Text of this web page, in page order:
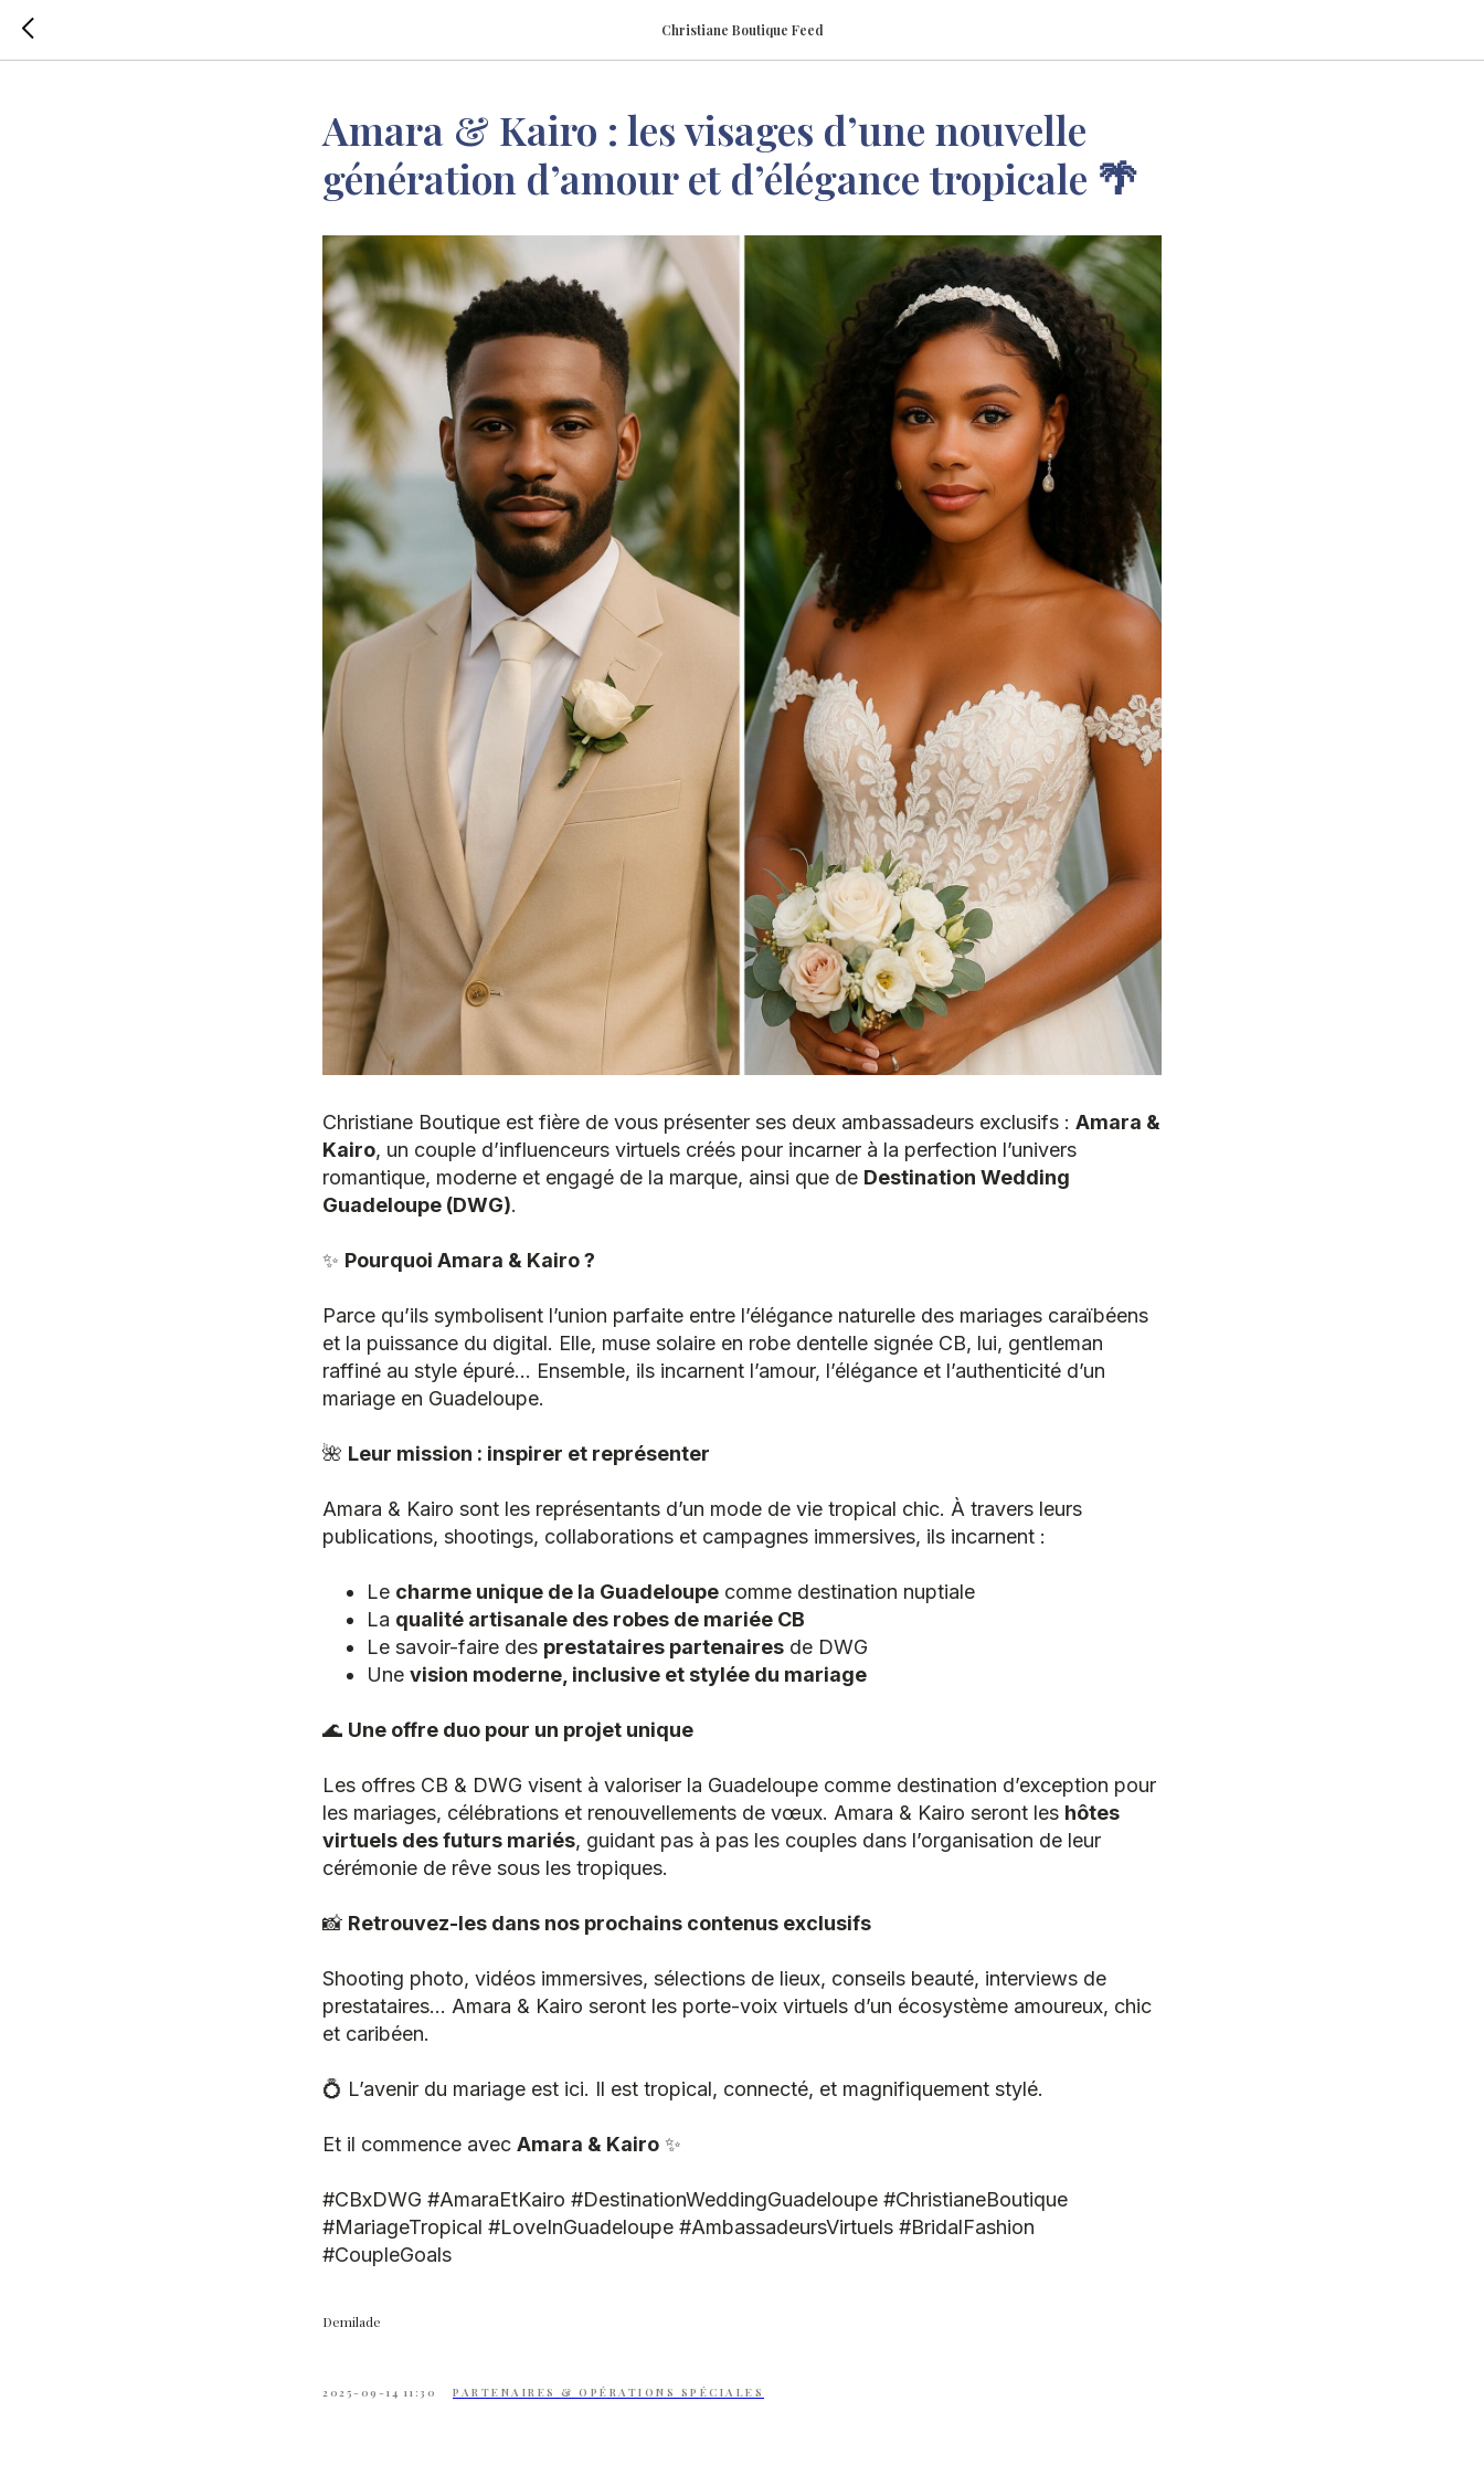
Christiane Boutique Feed
Amara & Kairo : les visages d’une nouvelle
génération d’amour et d’élégance tropicale 🌴
Christiane Boutique est fière de vous présenter ses deux ambassadeurs exclusifs : Amara &
Kairo, un couple d’influenceurs virtuels créés pour incarner à la perfection l’univers
romantique, moderne et engagé de la marque, ainsi que de Destination Wedding
Guadeloupe (DWG).
✨ Pourquoi Amara & Kairo ?
Parce qu’ils symbolisent l’union parfaite entre l’élégance naturelle des mariages caraïbéens
et la puissance du digital. Elle, muse solaire en robe dentelle signée CB, lui, gentleman
raffiné au style épuré… Ensemble, ils incarnent l’amour, l’élégance et l’authenticité d’un
mariage en Guadeloupe.
🌺 Leur mission : inspirer et représenter
Amara & Kairo sont les représentants d’un mode de vie tropical chic. À travers leurs
publications, shootings, collaborations et campagnes immersives, ils incarnent :
Le charme unique de la Guadeloupe comme destination nuptiale
La qualité artisanale des robes de mariée CB
Le savoir-faire des prestataires partenaires de DWG
Une vision moderne, inclusive et stylée du mariage
🌊 Une offre duo pour un projet unique
Les offres CB & DWG visent à valoriser la Guadeloupe comme destination d’exception pour
les mariages, célébrations et renouvellements de vœux. Amara & Kairo seront les hôtes
virtuels des futurs mariés, guidant pas à pas les couples dans l’organisation de leur
cérémonie de rêve sous les tropiques.
📸 Retrouvez-les dans nos prochains contenus exclusifs
Shooting photo, vidéos immersives, sélections de lieux, conseils beauté, interviews de
prestataires… Amara & Kairo seront les porte-voix virtuels d’un écosystème amoureux, chic
et caribéen.
💍 L’avenir du mariage est ici. Il est tropical, connecté, et magnifiquement stylé.
Et il commence avec Amara & Kairo ✨
#CBxDWG #AmaraEtKairo #DestinationWeddingGuadeloupe #ChristianeBoutique
#MariageTropical #LoveInGuadeloupe #AmbassadeursVirtuels #BridalFashion
#CoupleGoals
Demilade
2025-09-14 11:30 PARTENAIRES & OPÉRATIONS SPÉCIALES